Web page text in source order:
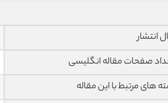
انتشار
صفحات مقاله انگلیسی
های مرتبط با این مقاله